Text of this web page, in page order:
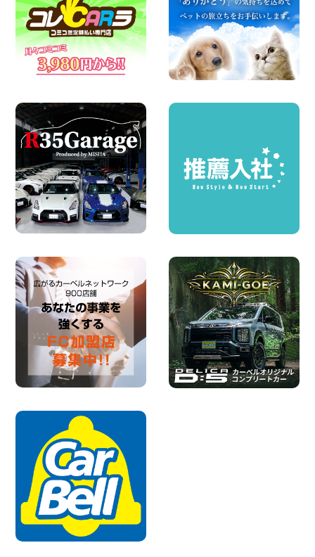
2026年08月08日
2026三河安城店お盆休みご連絡 愛知県
三河安城店
100円レンタカー 三河安城
2026年08月08日
☆ お盆特別乗り放題プラン ☆ 埼玉県 杉
100円レンタカー 杉戸
日産セレナが新入荷!!中川かの里店!! 愛知
県 中川かの里店
100円レンタカー 中川かの里
2026年08月07日
☆ 夏休みクーポン登場!最大9,500円おト
ク! ☆ 鳥取県 鳥取青谷店